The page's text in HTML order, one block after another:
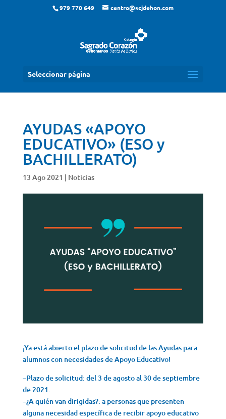
979 770 649 centro@scjdehon.com
Seleccionar página
AYUDAS «APOYO
EDUCATIVO» (ESO y
BACHILLERATO)
13 Ago 2021 | Noticias
¡Ya está abierto el plazo de solicitud de las Ayudas para
alumnos con necesidades de Apoyo Educativo!
–Plazo de solicitud: del 3 de agosto al 30 de septiembre
de 2021.
–¿A quién van dirigidas?: a personas que presenten
alguna necesidad específica de recibir apoyo educativo